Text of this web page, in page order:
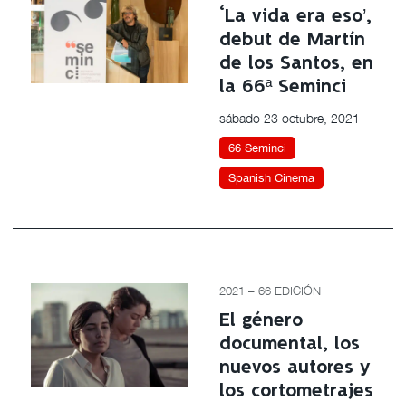
‘La vida era eso’,
debut de Martín
de los Santos, en
la 66ª Seminci
sábado 23 octubre, 2021
66 Seminci
Spanish Cinema
2021 – 66 EDICIÓN
El género
documental, los
nuevos autores y
los cortometrajes